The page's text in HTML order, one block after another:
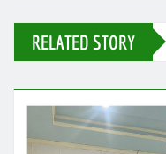
RELATED STORY